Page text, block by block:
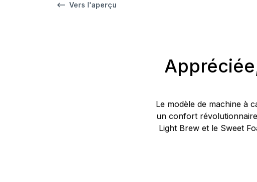
Vers l'aperçu
Le modèle de machine à
un confort
Light Brew et le Sweet